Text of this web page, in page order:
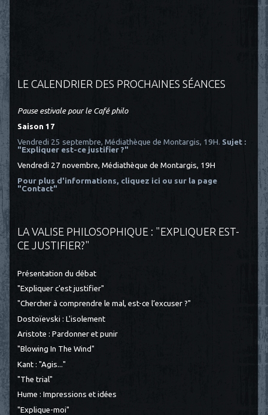
LE CALENDRIER DES PROCHAINES SÉANCES
Pause estivale pour le Café philo
Saison 17
Vendredi 25 septembre, Médiathèque de Montargis, 19H. Sujet :
"Expliquer est-ce justifier ?"
Vendredi 27 novembre, Médiathèque de Montargis, 19H
Pour plus d'informations, cliquez ici ou sur la page
"Contact"
LA VALISE PHILOSOPHIQUE : "EXPLIQUER EST-
CE JUSTIFIER?"
Présentation du débat
"Expliquer c'est justifier"
"Chercher à comprendre le mal, est-ce l’excuser ?"
Dostoïevski : L'isolement
Aristote : Pardonner et punir
"Blowing In The Wind"
Kant : "Agis..."
"The trial"
Hume : Impressions et idées
"Explique-moi"